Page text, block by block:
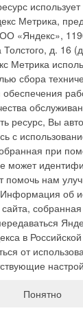
6, пгт.
Мансийский
область),
изданиеhttps://
-
редактор -
факс: (3466) 28-
изданиеhttps://
связи,
СМИ
87353 от
данных
использует
Метрика,
«Яндекс»,
д. 16
Метрика
сбора
ресурс, Вы
с
при
может
помочь нам
об
в
от
Понятно